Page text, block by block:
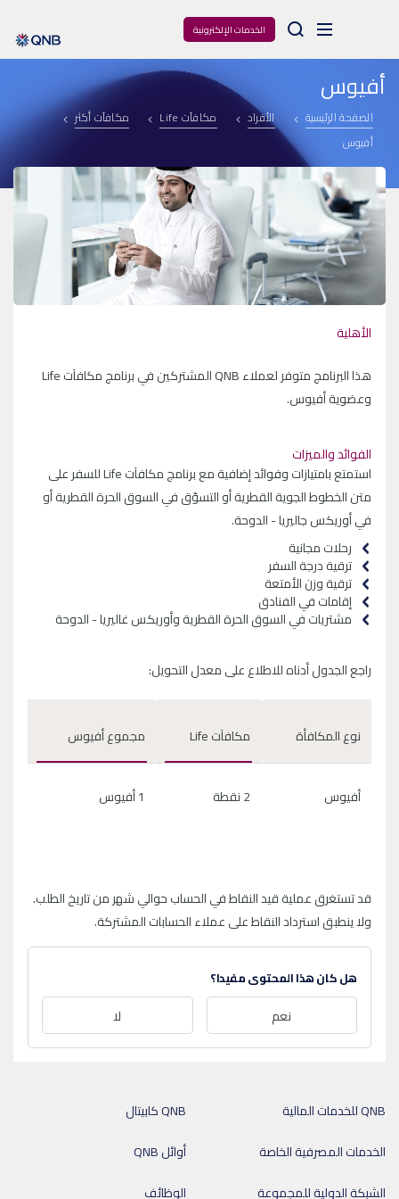
الخدمات الإلكترونية Arama
أفيوس
الصفحة الرئيسية الأفراد مكافآت Life
مكافآت أكثر
أفيوس
الأهلية
هذا البرنامج متوفر لعملاءQNBالمشتركين في برنامج مكافآتLife
وعضوية أفيوس.
الفوائد والميزات
استمتع بامتيازات وفوائد إضافية مع برنامج مكافآتLifeللسفر على
متن الخطوط الجوية القطرية أو التسوّق في السوق الحرة القطرية أو
في أوريكس جاليريا - الدوحة.
رحلات مجانية
ترقية درجة السفر
ترقية وزن الأمتعة
إقامات في الفنادق
مشتريات في السوق الحرة القطرية وأوريكس غاليريا - الدوحة
راجع الجدول أدناه للاطلاع على معدل التحويل:
نوع المكافأة مكافآت Life مجموع أفيوس
أفيوس 2 نقطة 1 أفيوس
قد تستغرق عملية قيد النقاط في الحساب حوالي شهر من تاريخ الطلب.
ولا ينطبق استرداد النقاط على عملاء الحسابات المشتركة.
هل كان هذا المحتوى مفيدا؟
نعم لا
QNB كابيتال
QNB للخدمات المالية
أوائل QNB
الخدمات المصرفية الخاصة
الوظائف
الشبكة الدولية للمجموعة